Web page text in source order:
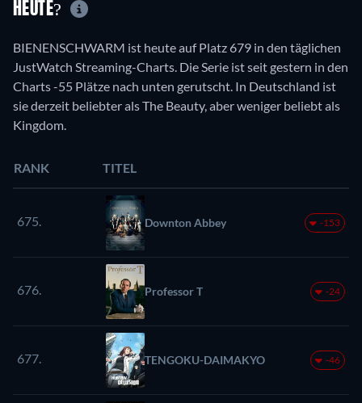
HEUTE?
BIENENSCHWARM ist heute auf Platz 679 in den täglichen
JustWatch Streaming-Charts. Die Serie ist seit gestern in den
Charts -55 Plätze nach unten gerutscht. In Deutschland ist
sie derzeit beliebter als The Beauty, aber weniger beliebt als
Kingdom.
RANK TITEL
675. Downton Abbey -153
676. Professor T -24
677. TENGOKU-DAIMAKYO -46